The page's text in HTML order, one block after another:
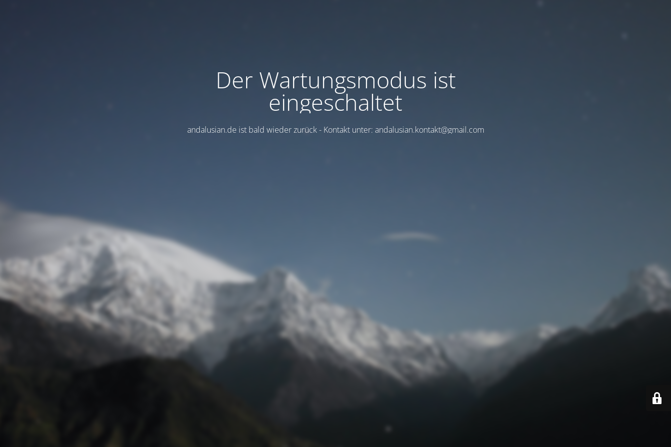
Der Wartungsmodus ist
eingeschaltet
andalusian.de ist bald wieder zurück - Kontakt unter: andalusian.kontakt@gmail.com